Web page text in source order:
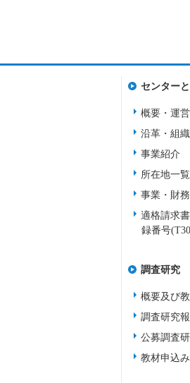
センター
概要・運
沿革・組織
事業紹介
所在地一覧
事業・財
適格請求
録番号
調査研究
概要及び
調査研究
公募調査
教材申込